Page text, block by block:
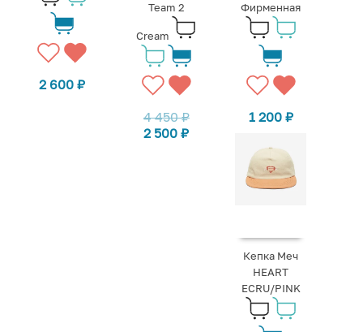
2 600₽
Team 2
Cream
4 450₽
2 500₽
Фирменная
1 200 ₽
Кепка Меч
HEART
ECRU/PINK